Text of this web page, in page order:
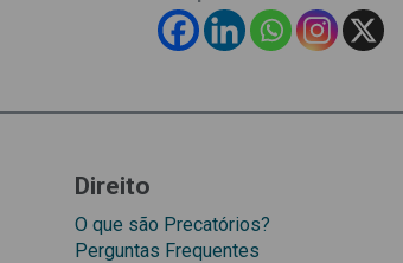
Direito
O que são Precatórios?
Perguntas Frequentes